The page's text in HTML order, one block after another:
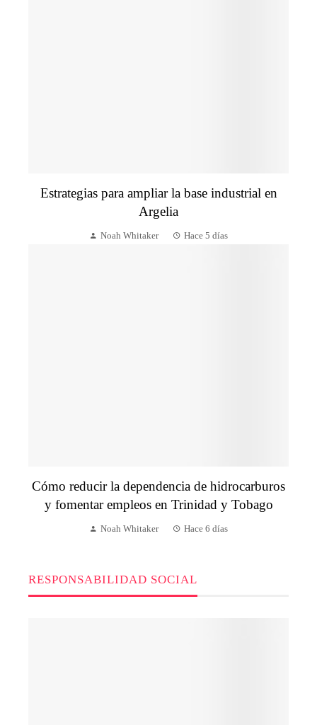
Estrategias para ampliar la base industrial en
Argelia
Noah Whitaker Hace 5 días
Cómo reducir la dependencia de hidrocarburos
y fomentar empleos en Trinidad y Tobago
Noah Whitaker Hace 6 días
RESPONSABILIDAD SOCIAL